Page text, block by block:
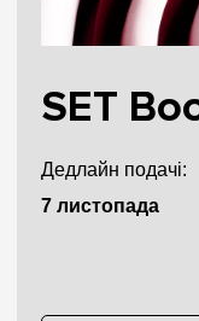
SET
Дедлайн подачі:
7 листопада